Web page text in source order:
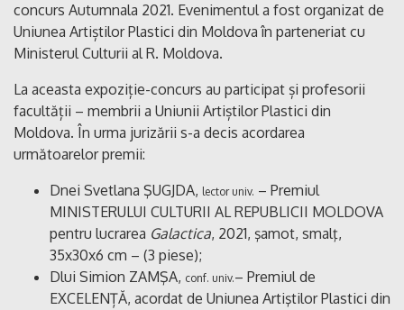
concurs Autumnala 2021. Evenimentul a fost organizat de
Uniunea Artiștilor Plastici din Moldova în parteneriat cu
Ministerul Culturii al R. Moldova.
La aceasta expoziție-concurs au participat și profesorii
facultății – membrii a Uniunii Artiștilor Plastici din
Moldova. În urma jurizării s-a decis acordarea
următoarelor premii:
Dnei Svetlana ŞUGJDA, lector univ. – Premiul
MINISTERULUI CULTURII AL REPUBLICII MOLDOVA
pentru lucrarea Galactica, 2021, şamot, smalţ,
35x30x6 cm – (3 piese);
Dlui Simion ZAMŞA, conf. univ.– Premiul de
EXCELENȚĂ, acordat de Uniunea Artiştilor Plastici din